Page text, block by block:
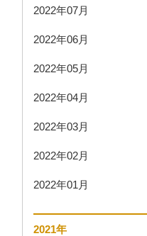
2022年07月
2022年06月
2022年05月
2022年04月
2022年03月
2022年02月
2022年01月
2021年